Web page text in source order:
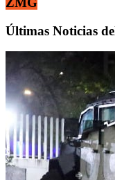
Últimas Noticias